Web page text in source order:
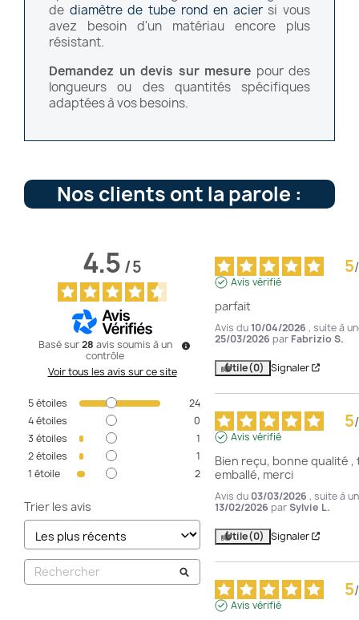
de diamètre de tube rond en aciersi vous
avez besoin d'un matériau encore plus
résistant.
Demandez un devis sur mesure pour des
longueurs ou des quantités spécifiques
adaptées à vos besoins.
Nos clients ont la parole :
4.5/5
Basé sur28 avis soumis à un
contrôle
Voir tous les avis sur ce site
5étoiles
24
4étoiles
0
3 étoiles
1
2étoiles
1
1 étoile 2
Trier les avis
5/
Avis vérifié
parfait
Avis du10/04/2026 , suite à
25/03/2026 par Fabrizio S.
Utile(0) Signaler
5/
Avis vérifié
Bien reçu, bonne qualité
emballé, merci
Avis du 03/03/2026 , suite à
13/02/2026 parSylvie L.
Utile(0) Signaler
5/
Avis vérifié